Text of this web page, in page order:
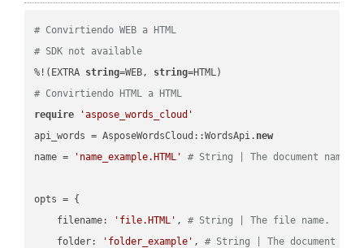
# Convirtiendo WEB a HTML
# SDK not available
%!(EXTRA string=WEB, string
# Convirtiendo HTML a HTML
require
'aspose_words_cloud'
api_words = AsposeWordsCloud::WordsApi. new
name =
'name_example.HTML' # String | The document name.
opts = {
    filename:
'file.HTML' , # String | The file name.
    folder:
'folder_example' , # String | The document